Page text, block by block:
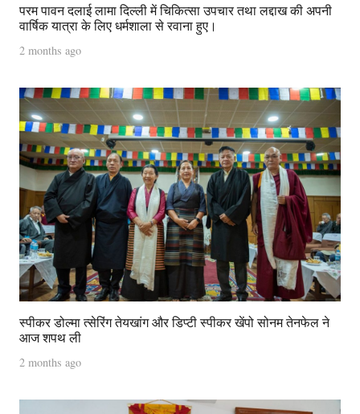
परम पावन दलाई लामा दिल्ली में चिकित्सा उपचार तथा लद्दाख की अपनी
वार्षिक यात्रा के लिए धर्मशाला से रवाना हुए।
2 months ago
स्पीकर डोल्मा त्सेरिंग तेयखांग और डिप्टी स्पीकर खेंपो सोनम तेनफेल ने
आज शपथ ली
2 months ago